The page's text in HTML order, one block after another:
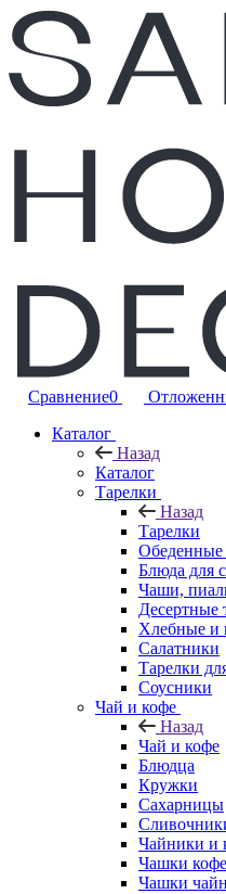
Сравнение0
Каталог
Назад
Каталог
Тарелки
Назад
Тарелки
Обеденные
Блюда для
Чаши,
Десертные
Хлебные и
Салатники
Тарелки
Соусники
Чай и кофе
Назад
Чай и кофе
Блюдца
Кружки
Сахарницы
Чайники и
Чашки
Чашки